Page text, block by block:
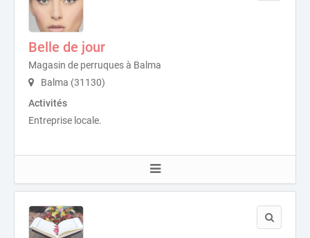
Belle de jour
Magasin de perruques à Balma
Balma (31130)
Activités
Entreprise locale.